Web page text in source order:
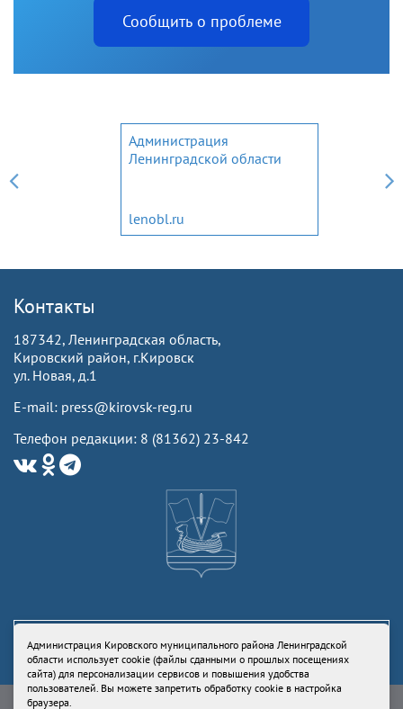
Сообщить о проблеме
Законодательное собрание
Ленинградской области
www.lenoblzaks.ru
Контакты
187342, Ленинградская область,
Кировский район, г.Кировск
ул. Новая, д.1
E-mail: press@kirovsk-reg.ru
Телефон редакции: 8 (81362) 23-842
Свидетельство Роскомнадзора ЭЛ № ФС77-73336 от 24 июля 2018
Администрация Кировского муниципального района Ленинградской
области использует cookie (файлы сданными о прошлых посещениях
сайта) для персонализации сервисов и повышения удобства
пользователей. Вы можете запретить обработку cookie в настройка
браузера.